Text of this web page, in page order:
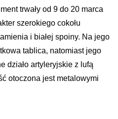
trwały od 9 do 20 marca
szerokiego cokołu
i białej spoiny. Na jego
tablica, natomiast jego
działo artyleryjskie z lufą
otoczona jest metalowymi